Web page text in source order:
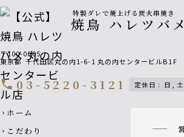
特製ダレで焼上げる炭火串焼き
焼鳥 ハレツバメ
〒100-0005
東京都 千代田区丸の内1-6-1 丸の内センタービルB1F
call03-5220-3121 定休日 : 日, 土
Footer navigation
chevron_right ホーム
chevron_right こだわり